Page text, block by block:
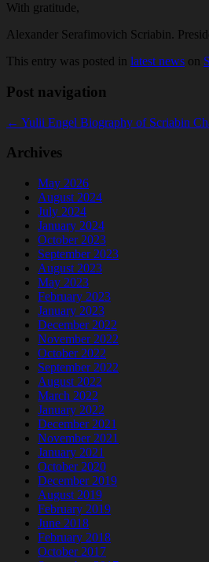
With gratitude,
Alexander Serafimovich Scriabin.
This entry was posted in latest news on
Post navigation
← Yulii Engel Biography of Scriabin
Archives
May 2026
August 2024
July 2024
January 2024
October 2023
September 2023
August 2023
May 2023
February 2023
January 2023
December 2022
November 2022
October 2022
September 2022
August 2022
March 2022
January 2022
December 2021
November 2021
January 2021
October 2020
December 2019
August 2019
February 2019
June 2018
February 2018
October 2017